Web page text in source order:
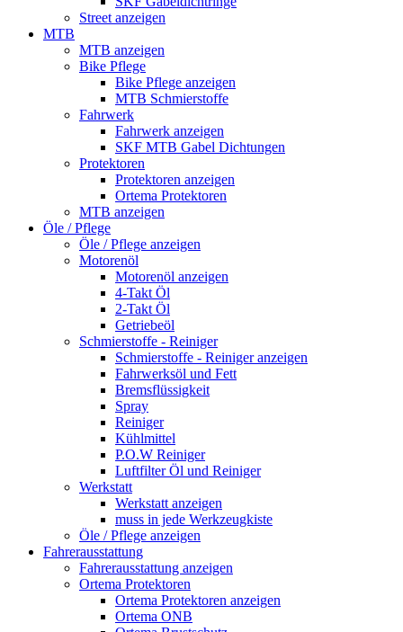
Street anzeigen
MTB
MTB anzeigen
Bike Pflege
Bike Pflege anzeigen
MTB Schmierstoffe
Fahrwerk
Fahrwerk anzeigen
SKF MTB Gabel Dichtungen
Protektoren
Protektoren anzeigen
Ortema Protektoren
MTB anzeigen
Öle / Pflege
Öle / Pflege anzeigen
Motorenöl
Motorenöl anzeigen
4-Takt Öl
2-Takt Öl
Getriebeöl
Schmierstoffe - Reiniger
Schmierstoffe - Reiniger anzeigen
Fahrwerksöl und Fett
Bremsflüssigkeit
Spray
Reiniger
Kühlmittel
P.O.W Reiniger
Luftfilter Öl und Reiniger
Werkstatt
Werkstatt anzeigen
muss in jede Werkzeugkiste
Öle / Pflege anzeigen
Fahrerausstattung
Fahrerausstattung anzeigen
Ortema Protektoren
Ortema Protektoren anzeigen
Ortema ONB